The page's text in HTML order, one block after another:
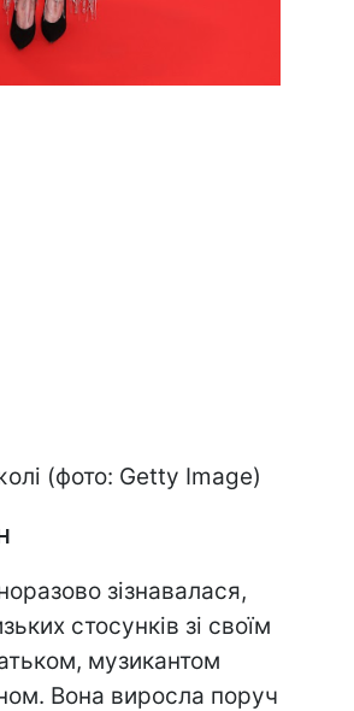
(фото: Getty Image)
зізнавалася,
стосунків зі своїм
музикантом
Вона виросла поруч